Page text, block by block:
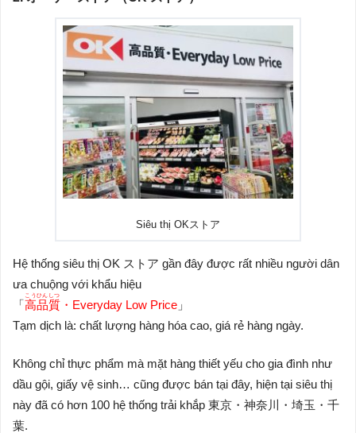
Siêu thị OKストア
Hệ thống siêu thị OK ストア gần đây được rất nhiều người dân
ưa chuộng với khẩu hiệu
「 高品質
こうひんしつ
・Everyday Low Price 」
Tạm dịch là: chất lượng hàng hóa cao, giá rẻ hàng ngày.
Không chỉ thực phẩm mà mặt hàng thiết yếu cho gia đình như
dầu gội, giấy vệ sinh… cũng được bán tại đây, hiện tại siêu thị
này đã có hơn 100 hệ thống trải khắp 東京・神奈川・埼玉・千
葉.